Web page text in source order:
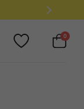
0